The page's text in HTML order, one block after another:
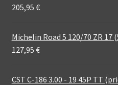
205,95 €
Michelin Road 5 120/70 ZR 17
127,95 €
CST C-186 3.00 - 19 45P TT